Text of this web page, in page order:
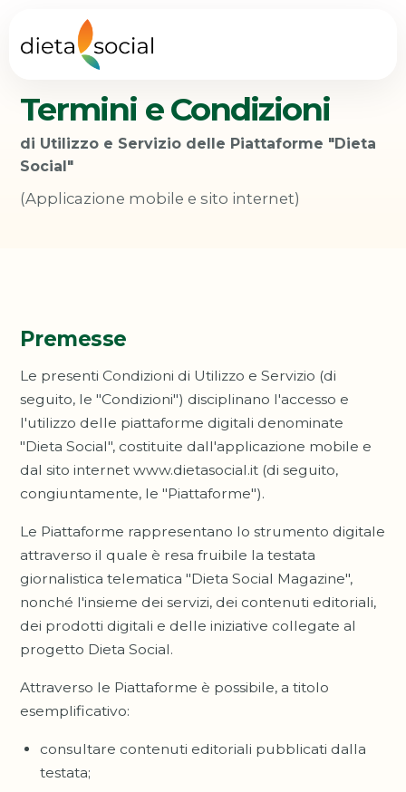
Termini e Condizioni
di Utilizzo e Servizio delle Piattaforme "Dieta
Social"
(Applicazione mobile e sito internet)
Premesse
Le presenti Condizioni di Utilizzo e Servizio (di
seguito, le "Condizioni") disciplinano l'accesso e
l'utilizzo delle piattaforme digitali denominate
"Dieta Social", costituite dall'applicazione mobile e
dal sito internet www.dietasocial.it (di seguito,
congiuntamente, le "Piattaforme").
Le Piattaforme rappresentano lo strumento digitale
attraverso il quale è resa fruibile la testata
giornalistica telematica "Dieta Social Magazine",
nonché l'insieme dei servizi, dei contenuti editoriali,
dei prodotti digitali e delle iniziative collegate al
progetto Dieta Social.
Attraverso le Piattaforme è possibile, a titolo
esemplificativo:
consultare contenuti editoriali pubblicati dalla
testata;